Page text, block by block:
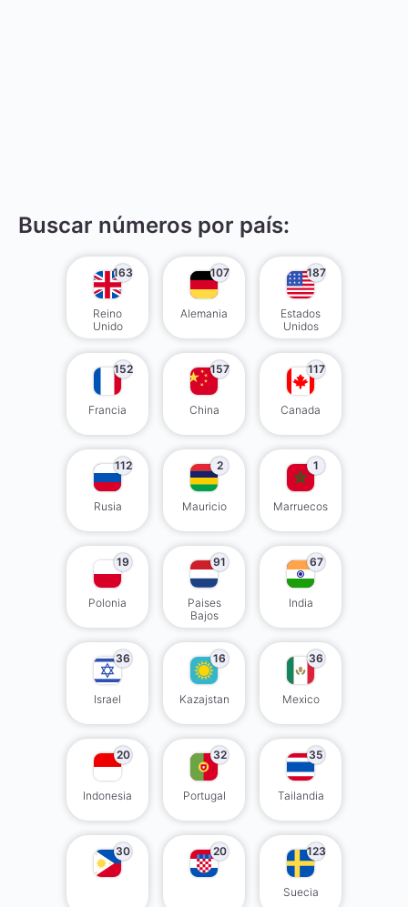
Buscar números por país:
163
Reino
Unido
107
Alemania
187
Estados
Unidos
152
Francia
157
China
117
Canada
112
Rusia
2
Mauricio
1
Marruecos
19
Polonia
91
Paises
Bajos
67
India
36
Israel
16
Kazajstan
36
Mexico
20
Indonesia
32
Portugal
35
Tailandia
30 20 123
Suecia